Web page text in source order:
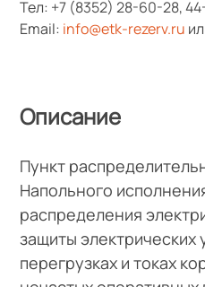
Тел: +7 (8352) 28-60-28,
Email: info@etk-rezerv.ru
Описание
Пункт
Напольного
распределения
защиты электрических
перегрузках и токах